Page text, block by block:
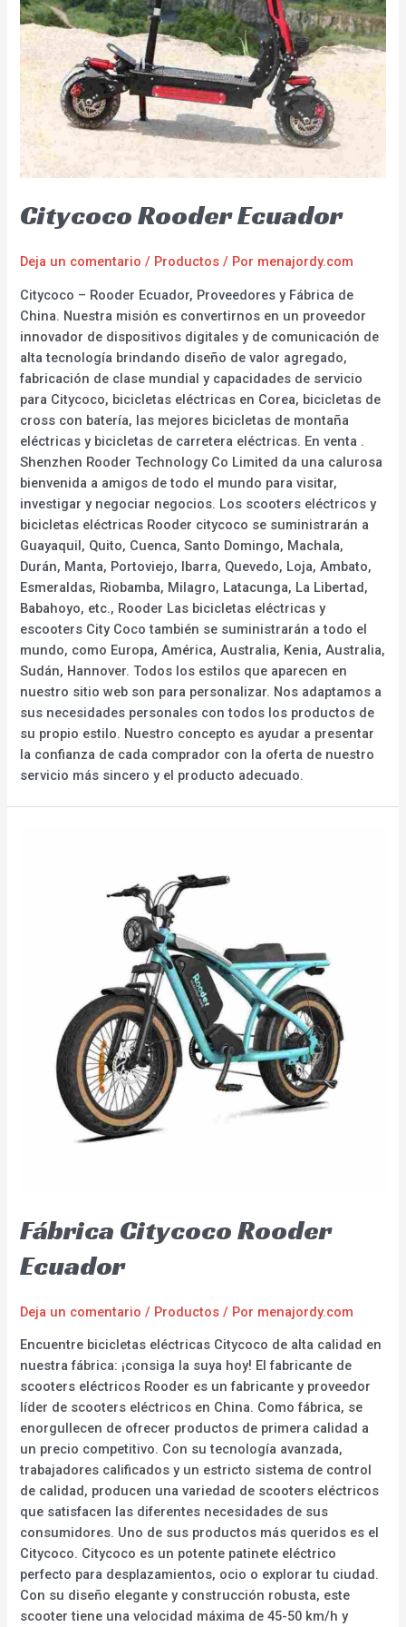
Citycoco Rooder Ecuador
Deja un comentario / Productos / Por menajordy.com
Citycoco – Rooder Ecuador, Proveedores y Fábrica de
China. Nuestra misión es convertirnos en un proveedor
innovador de dispositivos digitales y de comunicación de
alta tecnología brindando diseño de valor agregado,
fabricación de clase mundial y capacidades de servicio
para Citycoco, bicicletas eléctricas en Corea, bicicletas de
cross con batería, las mejores bicicletas de montaña
eléctricas y bicicletas de carretera eléctricas. En venta .
Shenzhen Rooder Technology Co Limited da una calurosa
bienvenida a amigos de todo el mundo para visitar,
investigar y negociar negocios. Los scooters eléctricos y
bicicletas eléctricas Rooder citycoco se suministrarán a
Guayaquil, Quito, Cuenca, Santo Domingo, Machala,
Durán, Manta, Portoviejo, Ibarra, Quevedo, Loja, Ambato,
Esmeraldas, Riobamba, Milagro, Latacunga, La Libertad,
Babahoyo, etc., Rooder Las bicicletas eléctricas y
escooters City Coco también se suministrarán a todo el
mundo, como Europa, América, Australia, Kenia, Australia,
Sudán, Hannover. Todos los estilos que aparecen en
nuestro sitio web son para personalizar. Nos adaptamos a
sus necesidades personales con todos los productos de
su propio estilo. Nuestro concepto es ayudar a presentar
la confianza de cada comprador con la oferta de nuestro
servicio más sincero y el producto adecuado.
Fábrica Citycoco Rooder
Ecuador
Deja un comentario / Productos / Por menajordy.com
Encuentre bicicletas eléctricas Citycoco de alta calidad en
nuestra fábrica: ¡consiga la suya hoy! El fabricante de
scooters eléctricos Rooder es un fabricante y proveedor
líder de scooters eléctricos en China. Como fábrica, se
enorgullecen de ofrecer productos de primera calidad a
un precio competitivo. Con su tecnología avanzada,
trabajadores calificados y un estricto sistema de control
de calidad, producen una variedad de scooters eléctricos
que satisfacen las diferentes necesidades de sus
consumidores. Uno de sus productos más queridos es el
Citycoco. Citycoco es un potente patinete eléctrico
perfecto para desplazamientos, ocio o explorar tu ciudad.
Con su diseño elegante y construcción robusta, este
scooter tiene una velocidad máxima de 45-50 km/h y